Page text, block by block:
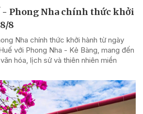
- Phong Nha chính thức khởi
8
Nha chính thức khởi hành từ ngày
với Phong Nha - Kẻ Bàng, mang đến
hóa, lịch sử và thiên nhiên miền